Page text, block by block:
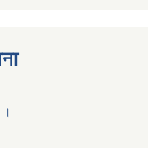
।